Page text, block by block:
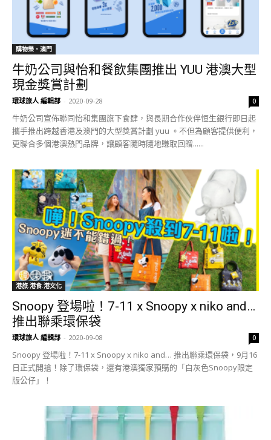
購物樂‧澳門
牛奶公司與怡和餐飲集團推出 YUU 港澳大型
現金獎賞計劃
環球旅人 編輯部 - 2020-09-28 0
牛奶公司宣佈聯同怡和集團旗下食肆，與長期合作伙伴恒生銀行即日起
攜手推出跨越香港及澳門的大型獎賞計劃 yuu 。不但為顧客提供便利，
更聯合多個港澳熱門品牌，讓顧客隨時隨地賺取回贈......
港旅.港食.港文化
Snoopy 登場啦！7-11 x Snoopy x niko and…
推出聯乘環保袋
環球旅人 編輯部 - 2020-09-08 0
Snoopy 登場啦！7-11 x Snoopy x niko and… 推出聯乘環保袋，9月16
日正式開搶！除了環保袋，還有港澳獨家預購的「白灰色Snoopy限定
版公仔」！